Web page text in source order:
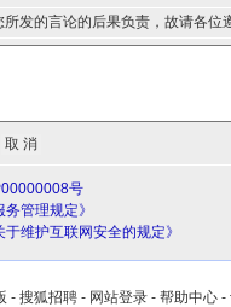
所发的言论的后果负责，故请各位
号
管理规定》
维护互联网安全的规定》
- 搜狐招聘 - 网站登录 - 帮助中心 -